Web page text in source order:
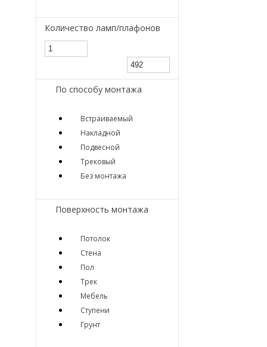
Количество ламп/плафонов
По способу монтажа
Встраиваемый
Накладной
Подвесной
Трековый
Без монтажа
Поверхность монтажа
Потолок
Стена
Пол
Трек
Мебель
Ступени
Грунт